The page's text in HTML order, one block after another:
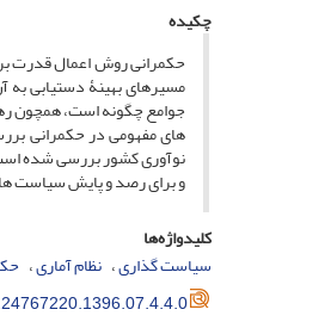
چکیده
حکمرانی روش اعمال قدرت
مسیرهای بهینۀ دستیابی به
جوامع چگونه است، همچون
های مفهومی در حکمرانی
نوآوری کشور بررسی شده
و برای رصد و پایش سیاست ها
کلیدواژه‌ها
سیاست گذاری نظام آماری